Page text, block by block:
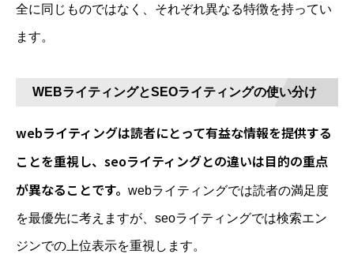
全に同じものではなく、それぞれ異なる特徴を持ってい
ます。
WEBライティングとSEOライティングの使い分け
webライティングは読者にとって有益な情報を提供する
ことを重視し、seoライティングとの違いは目的の重点
が異なることです。 webライティングでは読者の満足度
を最優先に考えますが、seoライティングでは検索エン
ジンでの上位表示を重視します。